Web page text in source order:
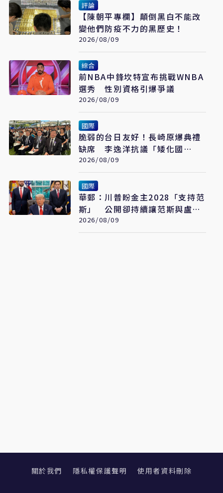
評論
【陳朝平專欄】顛倒黑白不能改
變他們防疫不力的黑歷史！
2026/08/09
綜合
前NBA中鋒坎特宣布挑戰WNBA
選秀 性別資格引爆爭議
2026/08/09
國際
脆弱的台日友好！長崎原爆典禮
缺席 李逸洋抗議「矮化國
格」：日媒揭長崎特殊安排
2026/08/09
國際
華郵：川普盼金主2028「支持范
斯」 公開卻持續讓范斯與盧比
奧較勁接班
2026/08/09
關於我們 隱私權保護聲明 使用者資料刪除